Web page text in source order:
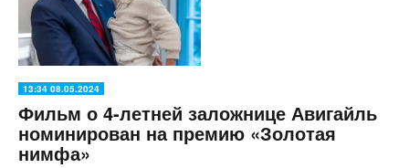
13:34 08.05.2024
Фильм о 4-летней заложнице Авигайль
номинирован на премию «Золотая
нимфа»